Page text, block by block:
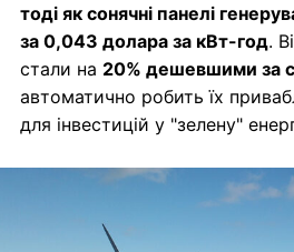
тоді як сонячні панелі
за 0,043 долара за кВт-год.
стали на 20% дешевшими за
автоматично робить їх
для інвестицій у "зелену"